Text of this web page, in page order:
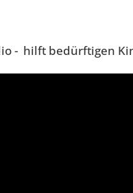
- hilft bedürftigen